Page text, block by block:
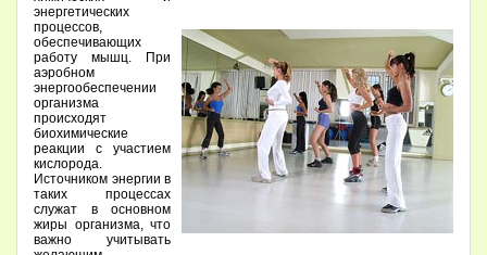
энергетических
процессов,
обеспечивающих
работу мышц. При
аэробном
энергообеспечении
организма
происходят
биохимические
реакции с участием
кислорода.
Источником энергии в
таких процессах
служат в основном
жиры организма, что
важно учитывать